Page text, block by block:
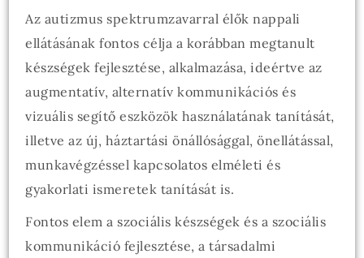
Az autizmus spektrumzavarral élők nappali
ellátásának fontos célja a korábban megtanult
készségek fejlesztése, alkalmazása, ideértve az
augmentatív, alternatív kommunikációs és
vizuális segítő eszközök használatának tanítását,
illetve az új, háztartási önállósággal, önellátással,
munkavégzéssel kapcsolatos elméleti és
gyakorlati ismeretek tanítását is.
Fontos elem a szociális készségek és a szociális
kommunikáció fejlesztése, a társadalmi